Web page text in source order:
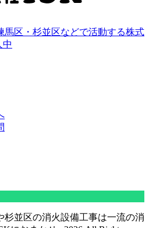
馬区・杉並区などで活動する株式
中
杉並区の消火設備工事は一流の消